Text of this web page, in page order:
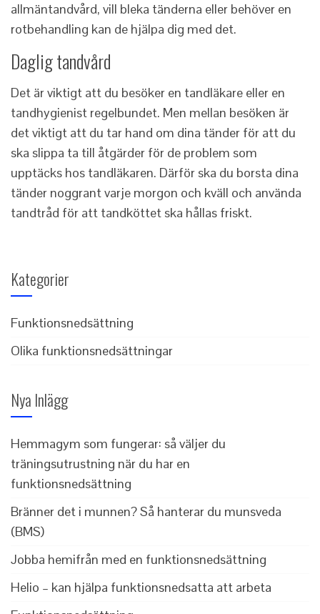
allmäntandvård, vill bleka tänderna eller behöver en
rotbehandling kan de hjälpa dig med det.
Daglig tandvård
Det är viktigt att du besöker en tandläkare eller en
tandhygienist regelbundet. Men mellan besöken är
det viktigt att du tar hand om dina tänder för att du
ska slippa ta till åtgärder för de problem som
upptäcks hos tandläkaren. Därför ska du borsta dina
tänder noggrant varje morgon och kväll och använda
tandtråd för att tandköttet ska hållas friskt.
Kategorier
Funktionsnedsättning
Olika funktionsnedsättningar
Nya Inlägg
Hemmagym som fungerar: så väljer du
träningsutrustning när du har en
funktionsnedsättning
Bränner det i munnen? Så hanterar du munsveda
(BMS)
Jobba hemifrån med en funktionsnedsättning
Helio – kan hjälpa funktionsnedsatta att arbeta